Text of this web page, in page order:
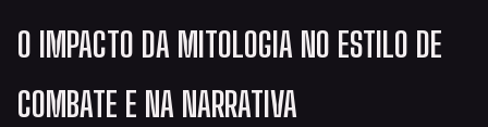
O IMPACTO DA MITOLOGIA NO ESTILO DE
COMBATE E NA NARRATIVA